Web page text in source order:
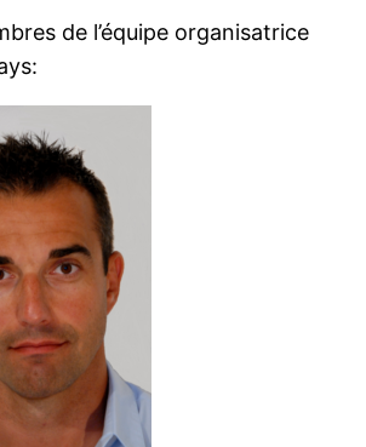
de l’équipe organisatrice